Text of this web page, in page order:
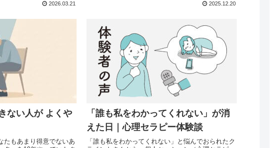
2026.03.21 2025.12.20
ない人が よくや
たもあまり得意でないあ
「誰も私をわかってくれない」が消
えた日｜心理セラピー体験談
「誰も私をわかってくれない」と悩んでおられたク